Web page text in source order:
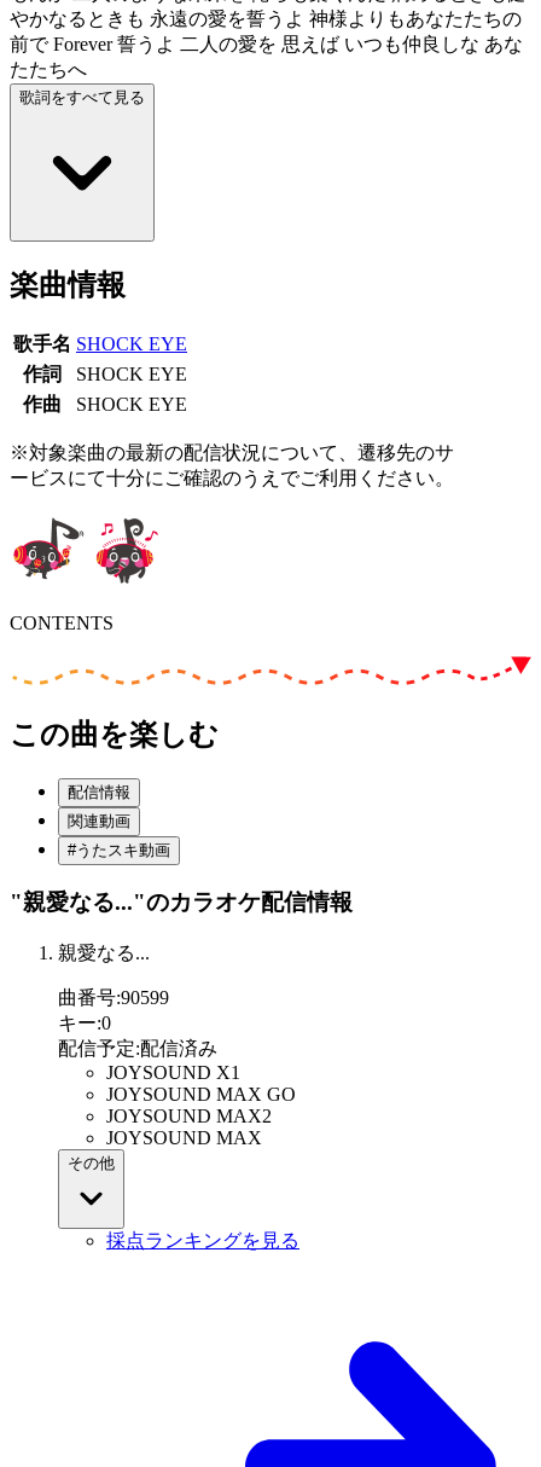
やかなるときも 永遠の愛を誓うよ 神様よりもあなたたちの
前で Forever 誓うよ 二人の愛を 思えば いつも仲良しな あな
たたちへ
歌詞をすべて見る
楽曲情報
歌手名 SHOCK EYE
作詞
SHOCK EYE
作曲
SHOCK EYE
※対象楽曲の最新の配信状況について、遷移先のサ
ービスにて十分にご確認のうえでご利用ください。
CONTENTS
この曲を楽しむ
配信情報
関連動画
#うたスキ動画
"親愛なる..."のカラオケ配信情報
親愛なる...
曲番号:90599
キー:0
配信予定:配信済み
JOYSOUND X1
JOYSOUND MAX GO
JOYSOUND MAX2
JOYSOUND MAX
その他
採点ランキングを見る